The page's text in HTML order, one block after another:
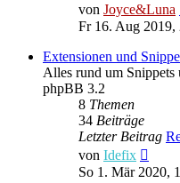
von Joyce&Luna
Fr 16. Aug 2019,
Extensionen und
Alles rund um Snippets
phpBB 3.2
8 Themen
34 Beiträge
Letzter Beitrag
von Idefix
So 1. Mär 2020,